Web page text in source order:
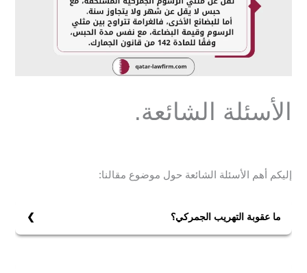
الأسئلة الشائعة.
إليكم أهم الأسئلة الشائعة حول موضوع مقالنا:
ما عقوبة التهريب الجمركي؟